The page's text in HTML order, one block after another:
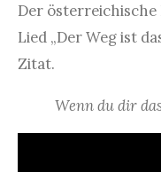
Der österreichische
Lied „Der Weg ist
Zitat.
Wenn du dir